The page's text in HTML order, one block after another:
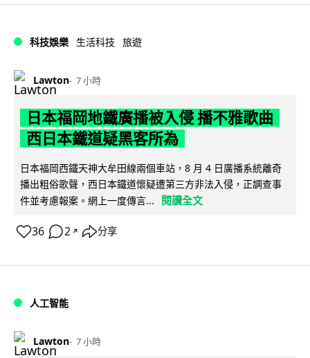
科技娛樂 生活科技 旅遊
Lawton 7 小時
日本福岡地鐵廣播被入侵 播不雅歌曲
西日本鐵道疑黑客所為
日本福岡西鐵天神大牟田線兩個車站，8 月 4 日廣播系統離奇
播出粗俗歌聲，西日本鐵道懷疑遭第三方非法入侵，正調查事
件並考慮報案。網上一度傳言...
閱讀全文
36 2 ↗ 分享
人工智能
Lawton 7 小時